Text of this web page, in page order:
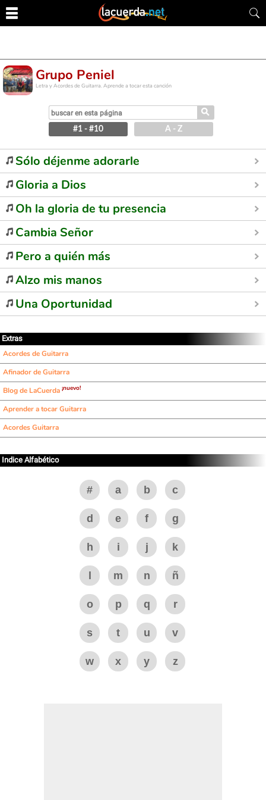
Grupo Peniel
Letra y Acordes de Guitarra. Aprende a tocar esta canción
⚲
#1 - #10 A - Z
Sólo déjenme adorarle
Gloria a Dios
Oh la gloria de tu presencia
Cambia Señor
Pero a quién más
Alzo mis manos
Una Oportunidad
Extras
Acordes de Guitarra
Afinador de Guitarra
Blog de LaCuerda ¡nuevo!
Aprender a tocar Guitarra
Acordes Guitarra
Indice Alfabético
# a b c
d e f g
h i j k
m n ñ
o p q r
s t u v
w x y z